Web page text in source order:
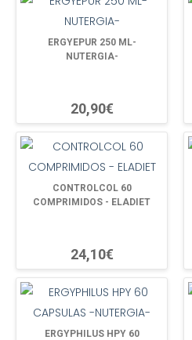
ERGYEPUR 250 ML-
NUTERGIA-
20,90€
CONTROLCOL 60
COMPRIMIDOS - ELADIET
24,10€
ERGYPHILUS HPY 60